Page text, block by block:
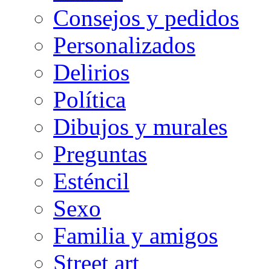
Consejos y pedidos
Personalizados
Delirios
Política
Dibujos y murales
Preguntas
Esténcil
Sexo
Familia y amigos
Street art